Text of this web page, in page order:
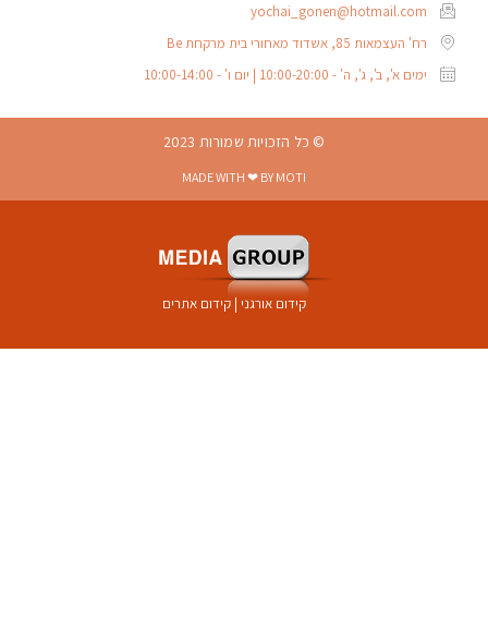
yochai_gonen@hotmail.com
רח' העצמאות 85, אשדוד מאחורי בית מרקחת Be
ימים א', ב', ג', ה' - 10:00-20:00 | יום ו' - 10:00-14:00
© כל הזכויות שמורות 2023
MADE WITH ❤ BY MOTI
קידום אורגני | קידום אתרים